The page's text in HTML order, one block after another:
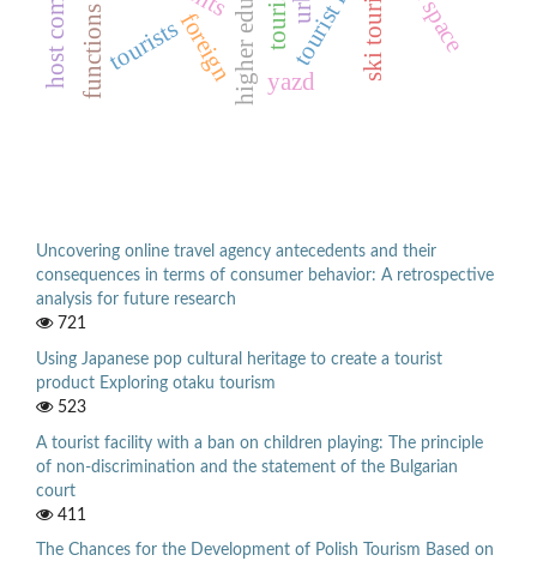
foreign ski tourism
tourists
yazd
Uncovering online travel agency antecedents and their
consequences in terms of consumer behavior: A retrospective
analysis for future research
721
Using Japanese pop cultural heritage to create a tourist
product Exploring otaku tourism
523
A tourist facility with a ban on children playing: The principle
of non-discrimination and the statement of the Bulgarian
court
411
The Chances for the Development of Polish Tourism Based on